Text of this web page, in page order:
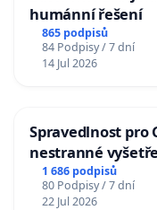
humánní řešení
865 podpisů
84 Podpisy / 7 dní
14 Jul 2026
Spravedlnost pro
nestranné
1 686 podpisů
80 Podpisy / 7 dní
22 Jul 2026